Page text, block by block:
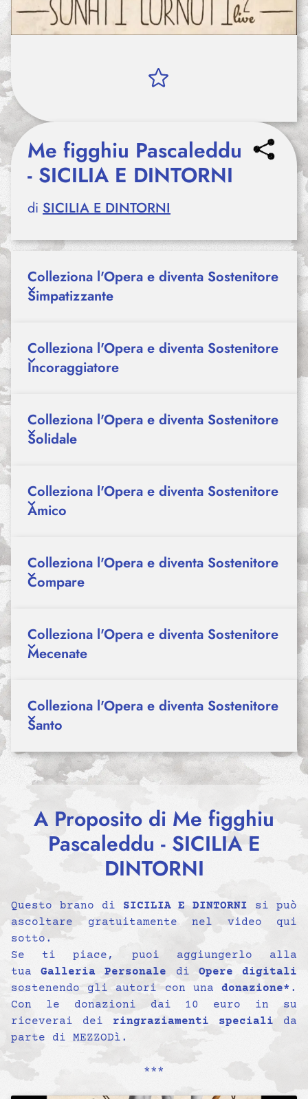
Me figghiu Pascaleddu
- SICILIA E DINTORNI
di SICILIA E DINTORNI
Colleziona l'Opera e diventa Sostenitore
Simpatizzante
Colleziona l'Opera e diventa Sostenitore
Incoraggiatore
Colleziona l'Opera e diventa Sostenitore
Solidale
Colleziona l'Opera e diventa Sostenitore
Amico
Colleziona l'Opera e diventa Sostenitore
Compare
Colleziona l'Opera e diventa Sostenitore
Mecenate
Colleziona l'Opera e diventa Sostenitore
Santo
A Proposito di Me figghiu
Pascaleddu - SICILIA E
DINTORNI
Questo brano di SICILIA E DINTORNI si può
ascoltare gratuitamente nel video qui
sotto.
Se ti piace, puoi aggiungerlo alla
tuaGalleria Personale di Opere digitali
sostenendo gli autori con una donazione* .
Con le donazioni dai 10 euro in su
riceverai dei ringraziamenti speciali da
parte di MEZZODì.
***